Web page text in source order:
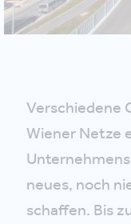
Verschiedene
Wiener Netze
neues, noch
schaffen. Bis